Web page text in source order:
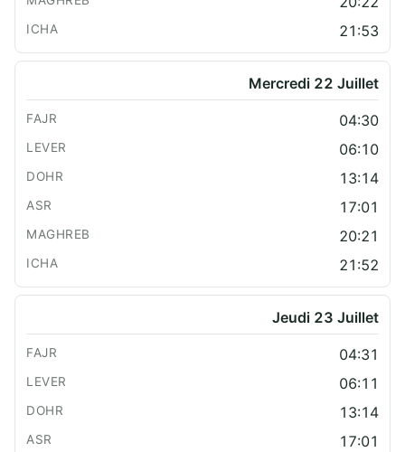
21:53
Mercredi 22 Juillet
04:30
06:10
13:14
17:01
20:21
21:52
Jeudi 23 Juillet
04:31
06:11
13:14
17:01